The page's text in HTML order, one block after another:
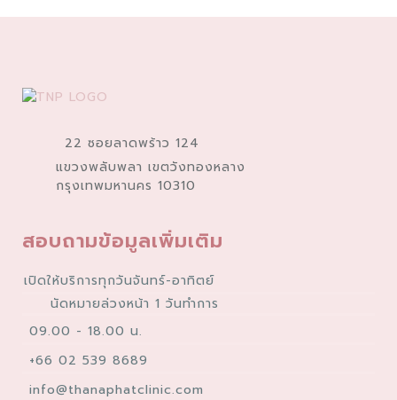
22 ซอยลาดพร้าว 124
แขวงพลับพลา เขตวังทองหลาง
กรุงเทพมหานคร 10310
สอบถามข้อมูลเพิ่มเติม
เปิดให้บริการทุกวันจันทร์-อาทิตย์
นัดหมายล่วงหน้า 1 วันทำการ
09.00 - 18.00 น.
+66 02 539 8689
info@thanaphatclinic.com